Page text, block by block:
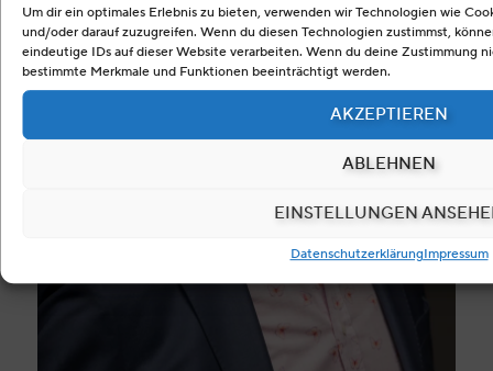
Um dir ein optimales Erlebnis zu bieten, verwenden wir Technologien wie
und/oder darauf zuzugreifen. Wenn du diesen Technologien zustimmst,
eindeutige IDs auf dieser Website verarbeiten. Wenn du deine Zustimmung
bestimmte Merkmale und Funktionen beeinträchtigt werden.
AKZEPTIEREN
ABLEHNEN
EINSTELLUNGEN
DatenschutzerklärungImpressum